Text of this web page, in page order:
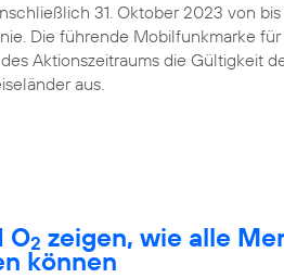
31. Oktober 2023 von
Die führende Mobilfunkmarke
Aktionszeitraums die Gültigkeit
aus.
O2 zeigen, wie alle
können